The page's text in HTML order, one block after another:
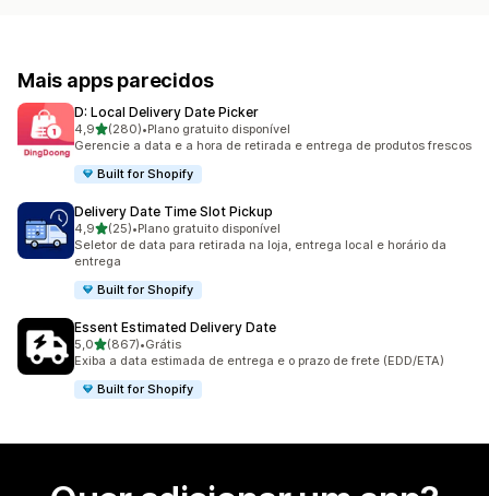
Mais apps parecidos
D: Local Delivery Date Picker
4,9de 5 estrelas
(280)
280 avaliações ao todo
•Plano gratuito disponível
Gerencie a data e a hora de retirada e entrega de produtos frescos
Built for Shopify
Delivery Date Time Slot Pickup
4,9de 5 estrelas
(25)
25 avaliações ao todo
•Plano gratuito disponível
Seletor de data para retirada na loja, entrega local e horário da
entrega
Built for Shopify
Essent Estimated Delivery Date
5,0de 5 estrelas
(867)
867 avaliações ao todo
•Grátis
Exiba a data estimada de entrega e o prazo de frete (EDD/ETA)
Built for Shopify